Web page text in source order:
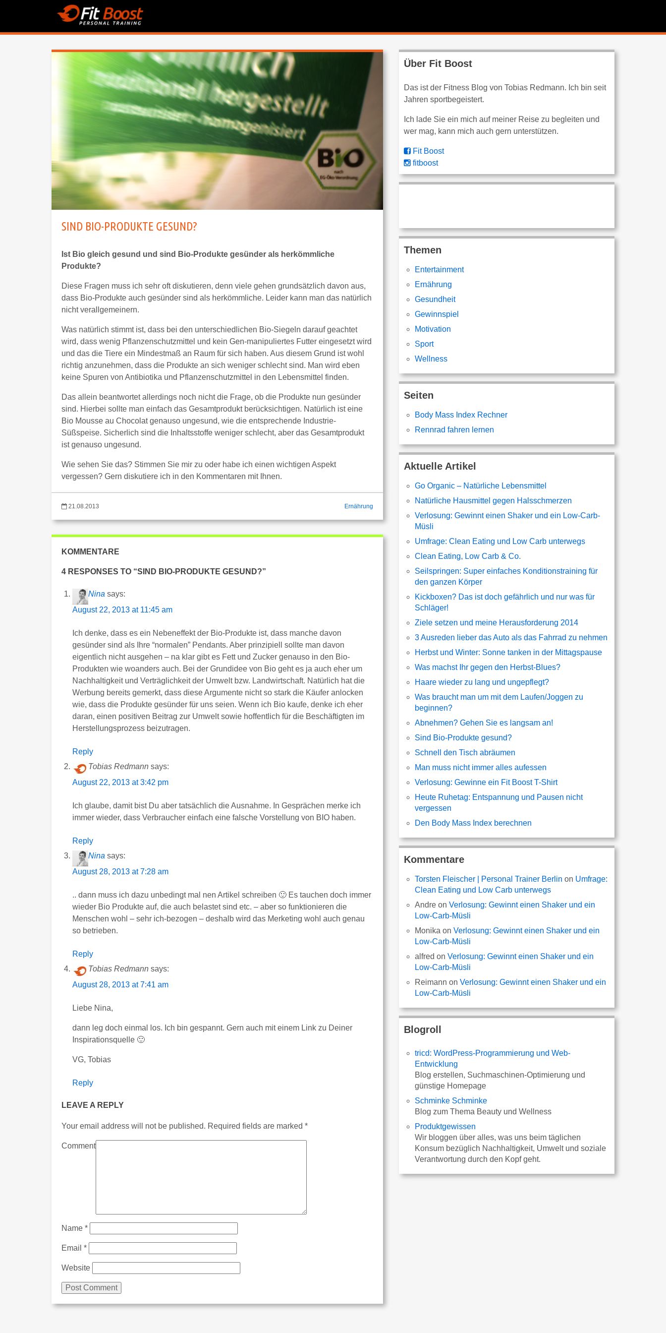
SIND BIO-PRODUKTE GESUND?
Ist Bio gleich gesund und sind Bio-Produkte gesünder als herkömmliche
Produkte?
Diese Fragen muss ich sehr oft diskutieren, denn viele gehen grundsätzlich davon aus,
dass Bio-Produkte auch gesünder sind als herkömmliche. Leider kann man das natürlich
nicht verallgemeinern.
Was natürlich stimmt ist, dass bei den unterschiedlichen Bio-Siegeln darauf geachtet
wird, dass wenig Pflanzenschutzmittel und kein Gen-manipuliertes Futter eingesetzt wird
und das die Tiere ein Mindestmaß an Raum für sich haben. Aus diesem Grund ist wohl
richtig anzunehmen, dass die Produkte an sich weniger schlecht sind. Man wird eben
keine Spuren von Antibiotika und Pflanzenschutzmittel in den Lebensmittel finden.
Das allein beantwortet allerdings noch nicht die Frage, ob die Produkte nun gesünder
sind. Hierbei sollte man einfach das Gesamtprodukt berücksichtigen. Natürlich ist eine
Bio Mousse au Chocolat genauso ungesund, wie die entsprechende Industrie-
Süßspeise. Sicherlich sind die Inhaltsstoffe weniger schlecht, aber das Gesamtprodukt
ist genauso ungesund.
Wie sehen Sie das? Stimmen Sie mir zu oder habe ich einen wichtigen Aspekt
vergessen? Gern diskutiere ich in den Kommentaren mit Ihnen.
21.08.2013 Ernährung
KOMMENTARE
4 RESPONSES TO “SIND BIO-PRODUKTE GESUND?”
Nina says:
August 22, 2013 at 11:45 am
Ich denke, dass es ein Nebeneffekt der Bio-Produkte ist, dass manche davon
gesünder sind als Ihre “normalen” Pendants. Aber prinzipiell sollte man davon
eigentlich nicht ausgehen – na klar gibt es Fett und Zucker genauso in den Bio-
Produkten wie woanders auch. Bei der Grundidee von Bio geht es ja auch eher um
Nachhaltigkeit und Verträglichkeit der Umwelt bzw. Landwirtschaft. Natürlich hat die
Werbung bereits gemerkt, dass diese Argumente nicht so stark die Käufer anlocken
wie, dass die Produkte gesünder für uns seien. Wenn ich Bio kaufe, denke ich eher
daran, einen positiven Beitrag zur Umwelt sowie hoffentlich für die Beschäftigten im
Herstellungsprozess beizutragen.
Reply
Tobias Redmann says:
August 22, 2013 at 3:42 pm
Ich glaube, damit bist Du aber tatsächlich die Ausnahme. In Gesprächen merke ich
immer wieder, dass Verbraucher einfach eine falsche Vorstellung von BIO haben.
Reply
Nina says:
August 28, 2013 at 7:28 am
.. dann muss ich dazu unbedingt mal nen Artikel schreiben 🙂 Es tauchen doch immer
wieder Bio Produkte auf, die auch belastet sind etc. – aber so funktionieren die
Menschen wohl – sehr ich-bezogen – deshalb wird das Merketing wohl auch genau
so betrieben.
Reply
Tobias Redmann says:
August 28, 2013 at 7:41 am
Liebe Nina,
dann leg doch einmal los. Ich bin gespannt. Gern auch mit einem Link zu Deiner
Inspirationsquelle 🙂
VG, Tobias
Reply
LEAVE A REPLY
Your email address will not be published. Required fields are marked *
Comment
Name *
Email *
Website
Über Fit Boost
Das ist der Fitness Blog von Tobias Redmann. Ich bin seit
Jahren sportbegeistert.
Ich lade Sie ein mich auf meiner Reise zu begleiten und
wer mag, kann mich auch gern unterstützen.
Fit Boost
fitboost
Themen
Entertainment
Ernährung
Gesundheit
Gewinnspiel
Motivation
Sport
Wellness
Seiten
Body Mass Index Rechner
Rennrad fahren lernen
Aktuelle Artikel
Go Organic – Natürliche Lebensmittel
Natürliche Hausmittel gegen Halsschmerzen
Verlosung: Gewinnt einen Shaker und ein Low-Carb-
Müsli
Umfrage: Clean Eating und Low Carb unterwegs
Clean Eating, Low Carb & Co.
Seilspringen: Super einfaches Konditionstraining für
den ganzen Körper
Kickboxen? Das ist doch gefährlich und nur was für
Schläger!
Ziele setzen und meine Herausforderung 2014
3 Ausreden lieber das Auto als das Fahrrad zu nehmen
Herbst und Winter: Sonne tanken in der Mittagspause
Was machst Ihr gegen den Herbst-Blues?
Haare wieder zu lang und ungepflegt?
Was braucht man um mit dem Laufen/Joggen zu
beginnen?
Abnehmen? Gehen Sie es langsam an!
Sind Bio-Produkte gesund?
Schnell den Tisch abräumen
Man muss nicht immer alles aufessen
Verlosung: Gewinne ein Fit Boost T-Shirt
Heute Ruhetag: Entspannung und Pausen nicht
vergessen
Den Body Mass Index berechnen
Kommentare
Torsten Fleischer | Personal Trainer Berlin on Umfrage:
Clean Eating und Low Carb unterwegs
Andre onVerlosung: Gewinnt einen Shaker und ein
Low-Carb-Müsli
Monika onVerlosung: Gewinnt einen Shaker und ein
Low-Carb-Müsli
alfred onVerlosung: Gewinnt einen Shaker und ein
Low-Carb-Müsli
Reimann onVerlosung: Gewinnt einen Shaker und ein
Low-Carb-Müsli
Blogroll
tricd: WordPress-Programmierung und Web-
Entwicklung
Blog erstellen, Suchmaschinen-Optimierung und
günstige Homepage
Schminke Schminke
Blog zum Thema Beauty und Wellness
Produktgewissen
Wir bloggen über alles, was uns beim täglichen
Konsum bezüglich Nachhaltigkeit, Umwelt und soziale
Verantwortung durch den Kopf geht.